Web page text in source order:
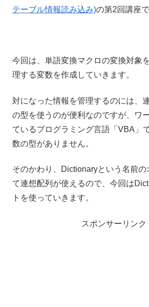
テーブル情報読み込み)の第2回講座で
今回は、単語変換マクロの変換対象
理する変数を作成していきます。
対になった情報を管理するのには、
の型を使うのが便利なのですが、ワ
ているプログラミング言語「VBA」
数の型がありません。
そのかわり、Dictionaryという名前の
て連想配列が使えるので、今回は
トを使っていきます。
スポンサーリンク